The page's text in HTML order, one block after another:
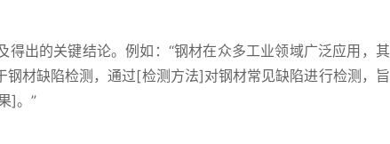
出的关键结论。例如：“钢材在众多工业领域广泛应用，其
材缺陷检测，通过[检测方法]对钢材常见缺陷进行检测，旨
]。”